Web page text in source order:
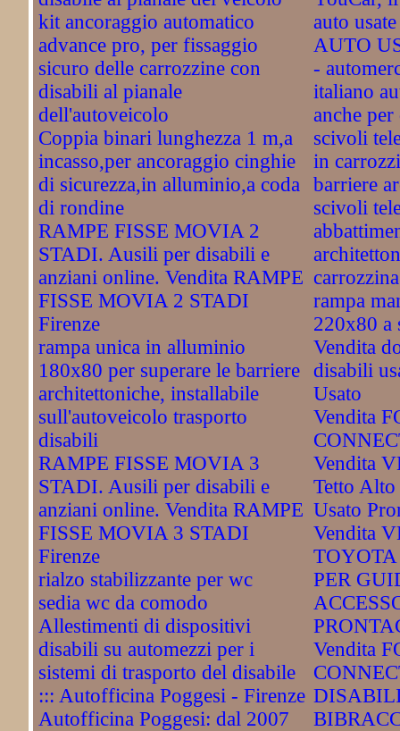
kit ancoraggio automatico
advance pro, per fissaggio
sicuro delle carrozzine con
disabili al pianale
dell'autoveicolo
Coppia binari lunghezza 1 m,a
incasso,per ancoraggio cinghie
di sicurezza,in alluminio,a coda
di rondine
RAMPE FISSE MOVIA 2
STADI. Ausili per disabili e
anziani online. Vendita RAMPE
FISSE MOVIA 2 STADI
Firenze
rampa unica in alluminio
180x80 per superare le barriere
architettoniche, installabile
sull'autoveicolo trasporto
disabili
RAMPE FISSE MOVIA 3
STADI. Ausili per disabili e
anziani online. Vendita RAMPE
FISSE MOVIA 3 STADI
Firenze
rialzo stabilizzante per wc
sedia wc da comodo
Allestimenti di dispositivi
disabili su automezzi per i
sistemi di trasporto del disabile
::: Autofficina Poggesi - Firenze
Autofficina Poggesi: dal 2007
auto
AUTO
-
italiano
anche
scivoli
in
barriere
scivoli
rampa
220x80 a
Vendita
disabili
Usato
Vendita
Vendita
Tetto
Usato
Vendita
PER
Vendita